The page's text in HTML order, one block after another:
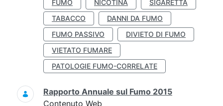
FUMO NICOTINA
SIGARETTA
TABACCO
DANNI DA FUMO
FUMO PASSIVO
DIVIETO DI FUMO
VIETATO FUMARE
PATOLOGIE FUMO-CORRELATE
Rapporto Annuale sul Fumo 2015
Contenuto Web